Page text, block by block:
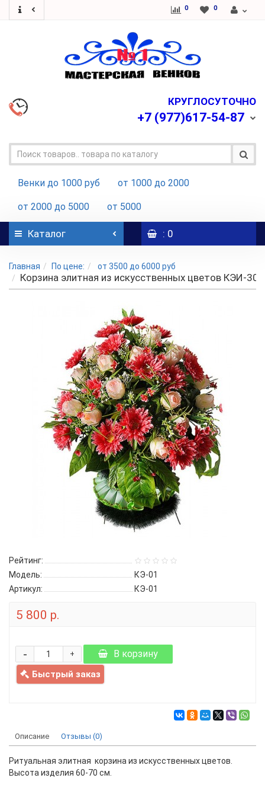
0 0
КРУГЛОСУТОЧНО
+7 (977)617-54-87
Венки до 1000 руб от 1000 до 2000
от 2000 до 5000 от 5000
Каталог : 0
Главная По цене: от 3500 до 6000 руб
Корзина элитная из искусственных цветов КЭИ-30
Рейтинг:
Модель:
КЭ-01
Артикул:
КЭ-01
5 800 р.
+
- В корзину
Быстрый заказ
Описание Отзывы (0)
Ритуальная элитная корзина из искусственных цветов.
Высота изделия 60-70 см.